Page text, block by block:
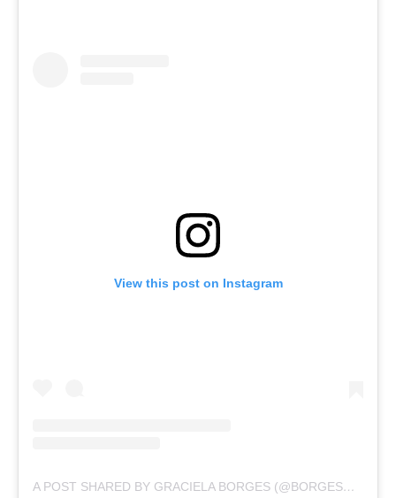
View this post on Instagram
A POST SHARED BY GRACIELA BORGES (@BORGESGRA13)